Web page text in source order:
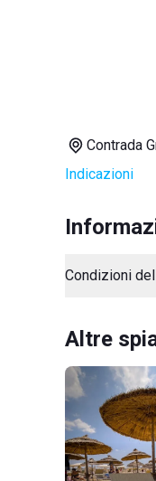
Contrada
Indicazioni
Condizioni
Altre